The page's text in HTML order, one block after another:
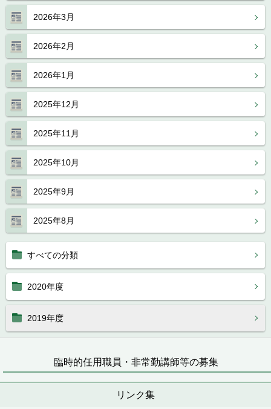
2026年3月
2026年2月
2026年1月
2025年12月
2025年11月
2025年10月
2025年9月
2025年8月
すべての分類
2020年度
2019年度
臨時的任用職員・非常勤講師等の募集
リンク集